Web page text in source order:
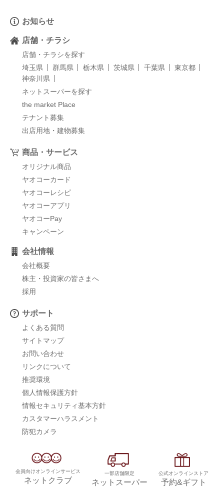
お知らせ
店舗・チラシ
店舗・チラシを探す
埼玉県
群馬県 栃木県 茨城県 千葉県
東京都
神奈川県
ネットスーパーを探す
the market Place
テナント募集
出店用地・建物募集
商品・サービス
オリジナル商品
ヤオコーカード
ヤオコーレシピ
ヤオコーアプリ
ヤオコーPay
キャンペーン
会社情報
会社概要
株主・投資家の皆さまへ
採用
サポート
よくある質問
サイトマップ
お問い合わせ
リンクについて
推奨環境
個人情報保護方針
情報セキュリティ基本方針
カスタマーハラスメント
防犯カメラ
会員向けオンラインサービス
ネットクラブ
一部店舗限定
ネットスーパー
公式オンラインストア
予約&ギフト